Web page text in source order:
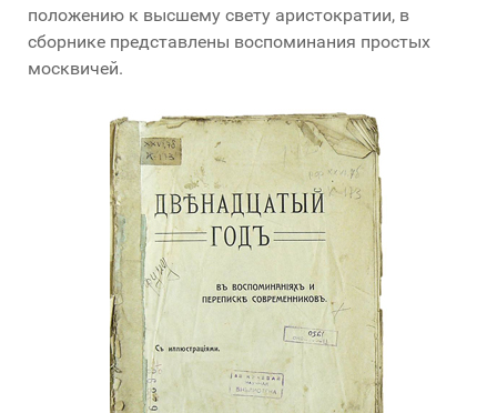
положению к высшему свету аристократии, в
сборнике представлены воспоминания простых
москвичей.